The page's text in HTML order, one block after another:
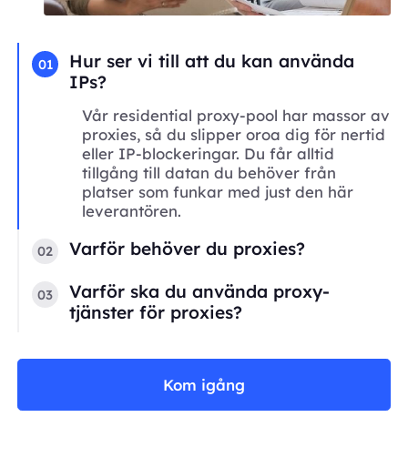
01
Hur ser vi till att du kan använda
IPs?
Vår residential proxy-pool har massor av
proxies, så du slipper oroa dig för nertid
eller IP-blockeringar. Du får alltid
tillgång till datan du behöver från
platser som funkar med just den här
leverantören.
02 Varför behöver du proxies?
03
Varför ska du använda proxy-
tjänster för proxies?
Kom igång